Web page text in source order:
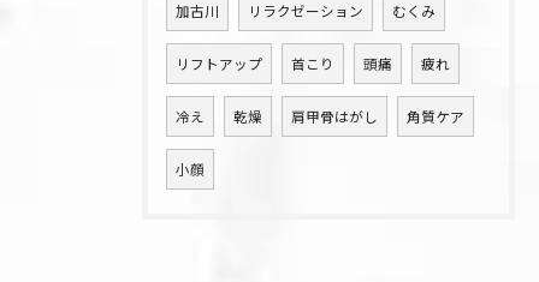
加古川 リラクゼーション むくみ
リフトアップ 首こり 頭痛 疲れ
冷え 乾燥 肩甲骨はがし 角質ケア
小顔